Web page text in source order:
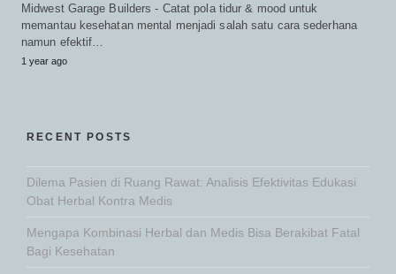
Midwest Garage Builders - Catat pola tidur & mood untuk
memantau kesehatan mental menjadi salah satu cara sederhana
namun efektif…
1 year ago
RECENT POSTS
Dilema Pasien di Ruang Rawat: Analisis Efektivitas Edukasi
Obat Herbal Kontra Medis
Mengapa Kombinasi Herbal dan Medis Bisa Berakibat Fatal
Bagi Kesehatan